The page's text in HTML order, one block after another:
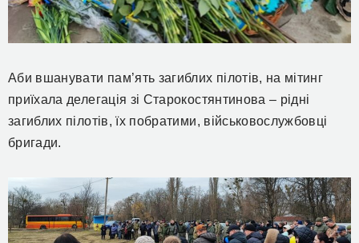
Аби вшанувати пам’ять загиблих пілотів, на мітинг
приїхала делегація зі Старокостянтинова – рідні
загиблих пілотів, їх побратими, військовослужбовці
бригади.